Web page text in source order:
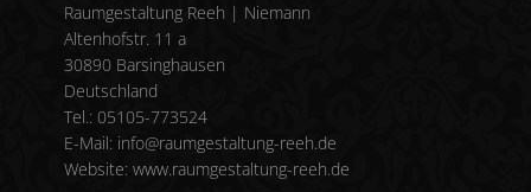
Raumgestaltung Reeh | Niemann
Altenhofstr. 11 a
30890 Barsinghausen
Deutschland
Tel.: 05105-773524
E-Mail: info@raumgestaltung-reeh.de
Website: www.raumgestaltung-reeh.de